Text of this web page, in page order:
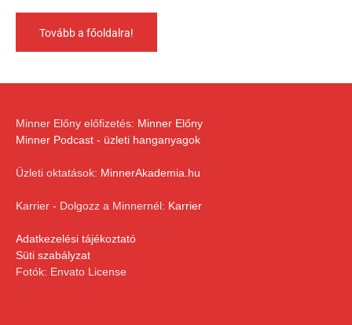
Tovább a főoldalra!
Minner Előny előfizetés: Minner Előny
Minner Podcast - üzleti hanganyagok
Üzleti oktatások: MinnerAkademia.hu
Karrier - Dolgozz a Minnernél: Karrier
Adatkezelési tájékoztató
Süti szabályzat
Fotók: Envato License